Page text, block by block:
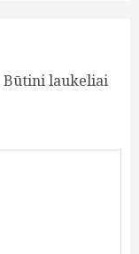
Būtini laukeliai